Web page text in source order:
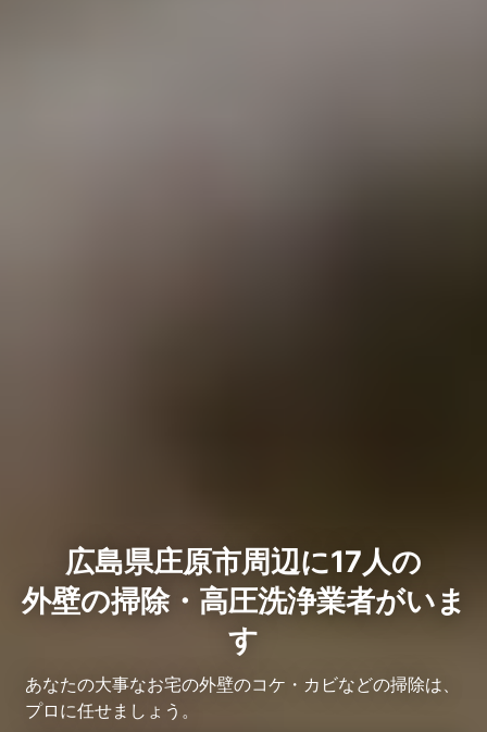
広島県庄原市周辺に17人の
外壁の掃除・高圧洗浄業者がいま
す
あなたの大事なお宅の外壁のコケ・カビなどの掃除は、
プロに任せましょう。